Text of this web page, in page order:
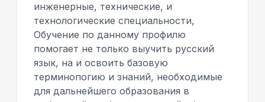
инженерные, технические, и
технологические специальности,
Обучение по данному профилю
помогает не только выучить русский
язык, на и освоить базовую
терминопогию и знаний, необходимые
для дальнейшего образования в